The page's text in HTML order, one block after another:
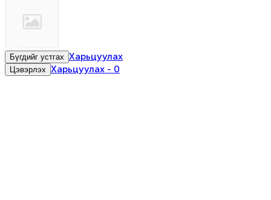
Бүгдийг устгах Харьцуулах
Цэвэрлэх Харьцуулах - 0